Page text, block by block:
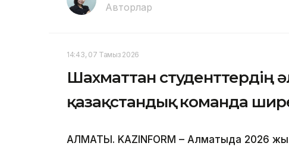
Авторлар
14:43, 07 Тамыз 2026
Шахматтан студенттердің
қазақстандық команда
АЛМАТЫ. KAZINFORM – Алматыда 2026